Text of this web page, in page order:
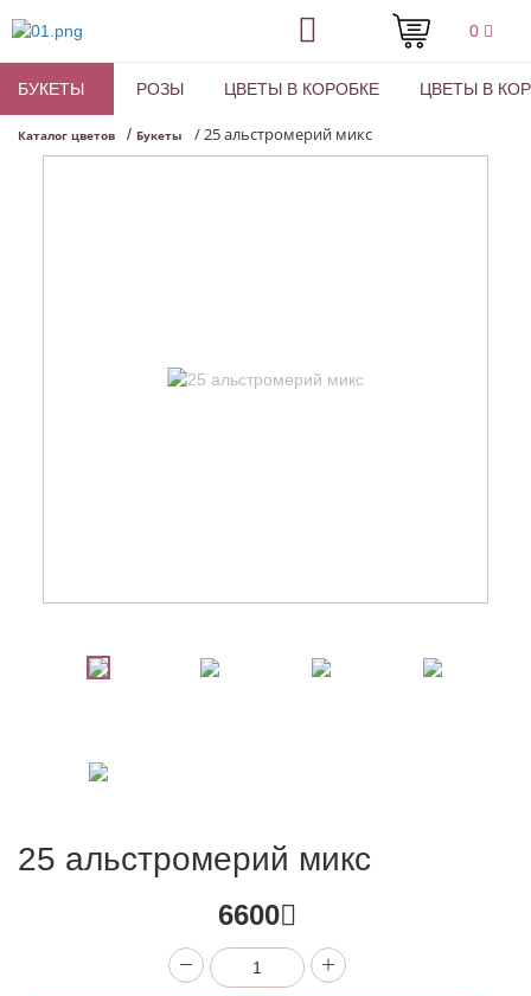
0
БУКЕТЫ РОЗЫ ЦВЕТЫ В КОРОБКЕ ЦВЕТЫ В
Каталог цветов / Букеты /25 альстромерий микс
25 альстромерий микс
6600